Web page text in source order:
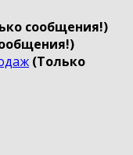
сообщения!)
(Только